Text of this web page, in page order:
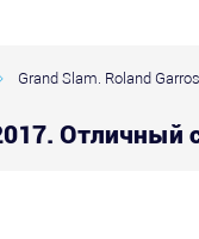
Grand Slam. Roland
Отличный